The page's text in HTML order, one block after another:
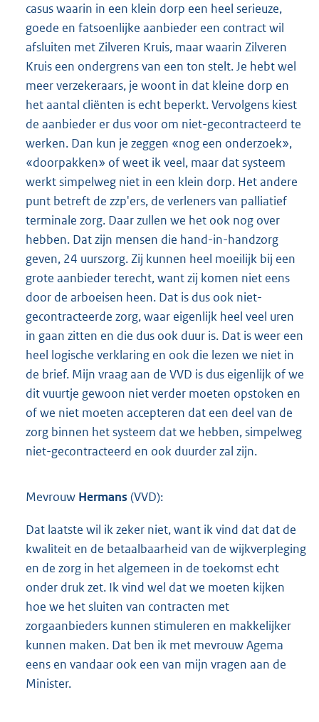
casus waarin in een klein dorp een heel serieuze,
goede en fatsoenlijke aanbieder een contract wil
afsluiten met Zilveren Kruis, maar waarin Zilveren
Kruis een ondergrens van een ton stelt. Je hebt wel
meer verzekeraars, je woont in dat kleine dorp en
het aantal cliënten is echt beperkt. Vervolgens kiest
de aanbieder er dus voor om niet-gecontracteerd te
werken. Dan kun je zeggen «nog een onderzoek»,
«doorpakken» of weet ik veel, maar dat systeem
werkt simpelweg niet in een klein dorp. Het andere
punt betreft de zzp'ers, de verleners van palliatief
terminale zorg. Daar zullen we het ook nog over
hebben. Dat zijn mensen die hand-in-handzorg
geven, 24 uurszorg. Zij kunnen heel moeilijk bij een
grote aanbieder terecht, want zij komen niet eens
door de arboeisen heen. Dat is dus ook niet-
gecontracteerde zorg, waar eigenlijk heel veel uren
in gaan zitten en die dus ook duur is. Dat is weer een
heel logische verklaring en ook die lezen we niet in
de brief. Mijn vraag aan de VVD is dus eigenlijk of we
dit vuurtje gewoon niet verder moeten opstoken en
of we niet moeten accepteren dat een deel van de
zorg binnen het systeem dat we hebben, simpelweg
niet-gecontracteerd en ook duurder zal zijn.
Mevrouw Hermans (VVD):
Dat laatste wil ik zeker niet, want ik vind dat dat de
kwaliteit en de betaalbaarheid van de wijkverpleging
en de zorg in het algemeen in de toekomst echt
onder druk zet. Ik vind wel dat we moeten kijken
hoe we het sluiten van contracten met
zorgaanbieders kunnen stimuleren en makkelijker
kunnen maken. Dat ben ik met mevrouw Agema
eens en vandaar ook een van mijn vragen aan de
Minister.